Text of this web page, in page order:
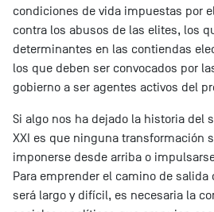
condiciones de vida impuestas por
contra los abusos de las elites, los
determinantes en las contiendas
los que deben ser convocados por
gobierno a ser agentes activos del
Si algo nos ha dejado la historia del
XXI es que ninguna transformación
imponerse desde arriba o
Para emprender el camino de
será largo y difícil, es necesaria la